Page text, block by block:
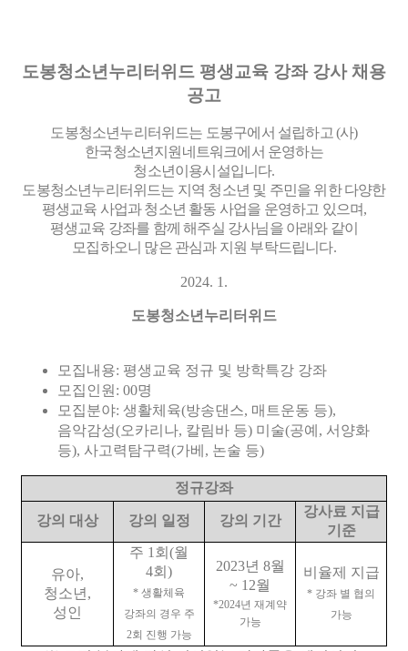
도봉청소년누리터위드 평생교육 강좌 강사 채용
공고
도봉청소년누리터위드는 도봉구에서 설립하고 (사)
한국청소년지원네트워크에서 운영하는
청소년이용시설입니다.
도봉청소년누리터위드는 지역 청소년 및 주민을 위한 다양한
평생교육 사업과 청소년 활동 사업을 운영하고 있으며,
평생교육 강좌를 함께 해주실 강사님을 아래와 같이
모집하오니 많은 관심과 지원 부탁드립니다.
2024. 1.
도봉청소년누리터위드
모집내용: 평생교육 정규 및 방학특강 강좌
모집인원: 00명
모집분야: 생활체육(방송댄스, 매트운동 등),
음악감성(오카리나, 칼림바 등) 미술(공예 , 서양화
등), 사고력탐구력(가베 , 논술 등)
정규강좌
강의 대상 강의 일정 강의 기간
강사료 지급
기준
유아,
청소년 ,
성인
주 1 회 (월
4회 )
* 생활체육
강좌의 경우 주
2회 진행 가능
2023년 8월
~ 12월
*2024년 재계약
가능
비율제 지급
* 강좌 별 협의
가능